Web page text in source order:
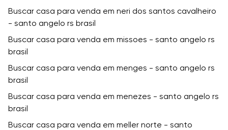
Buscar casa para venda em neri dos santos cavalheiro
- santo angelo rs brasil
Buscar casa para venda em missoes - santo angelo rs
brasil
Buscar casa para venda em menges - santo angelo rs
brasil
Buscar casa para venda em menezes - santo angelo rs
brasil
Buscar casa para venda em meller norte - santo